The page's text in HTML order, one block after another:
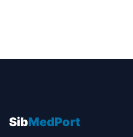
SibMedPort